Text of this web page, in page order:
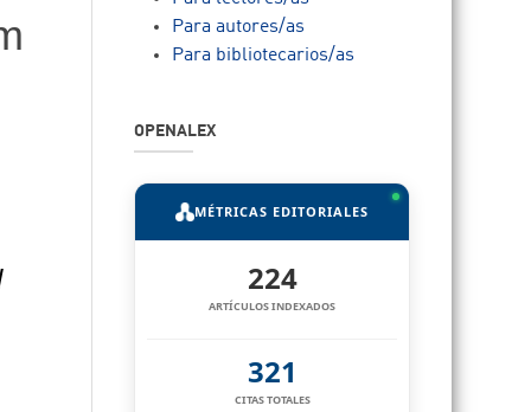
Para autores/as
Para bibliotecarios/as
OPENALEX
MÉTRICAS EDITORIALES
224
ARTÍCULOS INDEXADOS
321
CITAS TOTALES